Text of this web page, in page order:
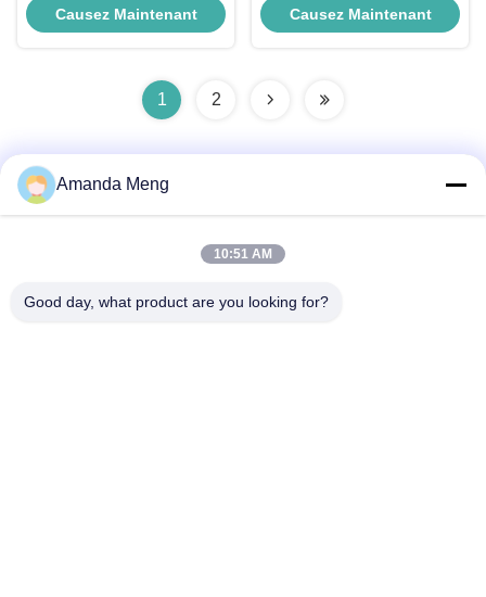
professionnel
Causez Maintenant
architecturales
Causez Maintenant
1 2
Rm. 1010, bâtiment D, place Taihua Longqi, district de
Amanda Meng
10:51 AM
Good day, what product are you looking for?